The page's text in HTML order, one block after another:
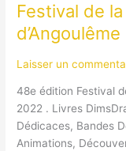
Festival de
d’Angoulême
Laisser un
48e édition Festival
2022 . Livres
Dédicaces, Bandes
Animations,
la
Bande
Dessinée
d’Angoulême